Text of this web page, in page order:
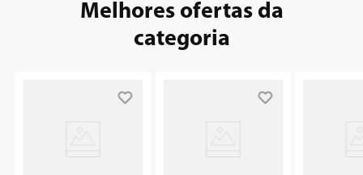
Melhores ofertas da
categoria